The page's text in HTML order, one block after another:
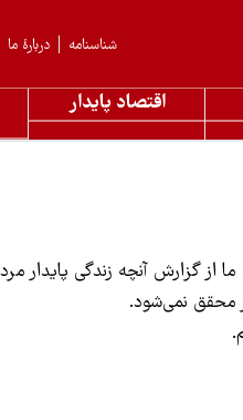
دربارهٔ ما شناسنامه
اقتصاد پایدار
گزارش آنچه زندگی پایدار
محقق نمی‌شود.